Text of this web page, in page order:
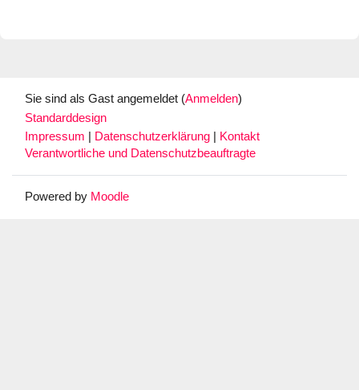
Sie sind als Gast angemeldet (Anmelden)
Standarddesign
Impressum
Datenschutzerklärung
Kontakt
Verantwortliche und Datenschutzbeauftragte
Powered by Moodle